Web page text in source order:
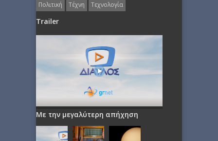
Πολιτική
Τέχνη Τεχνολογία
Trailer
Με την μεγαλύτερη απήχηση